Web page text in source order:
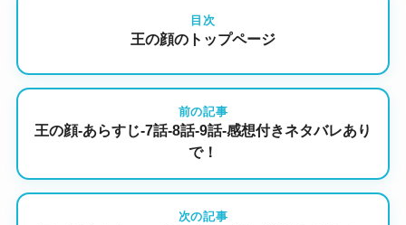
目次
王の顔のトップページ
前の記事
王の顔-あらすじ-7話-8話-9話-感想付きネタバレあり
で！
次の記事